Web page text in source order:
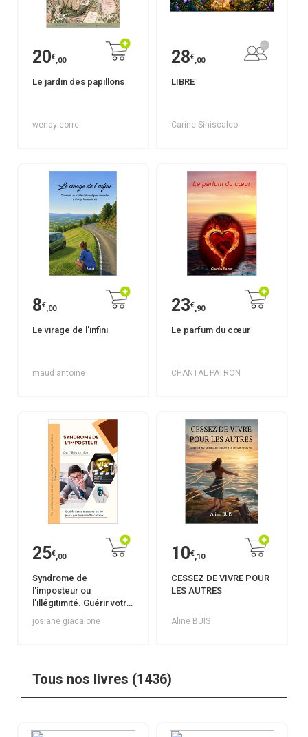
20€,00
Le jardin des papillons
wendy corre
28€,00
LIBRE
Carine Siniscalco
8€,00
Le virage de l'infini
maud antoine
23€,90
Le parfum du cœur
CHANTAL PATRON
25€,00
Syndrome de
l'imposteur ou
l'illégitimité. Guérir votre
blessure en 30 jours.
josiane giacalone
10€,10
CESSEZ DE VIVRE POUR
LES AUTRES
Aline BUIS
Tous nos livres (1436)